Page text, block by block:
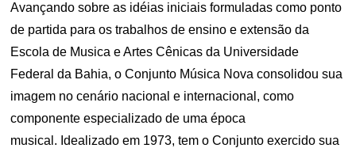
Avançando sobre as idéias iniciais formuladas como ponto
de partida para os trabalhos de ensino e extensão da
Escola de Musica e Artes Cênicas da Universidade
Federal da Bahia, o Conjunto Música Nova consolidou sua
imagem no cenário nacional e internacional, como
componente especializado de uma época
musical. Idealizado em 1973, tem o Conjunto exercido sua